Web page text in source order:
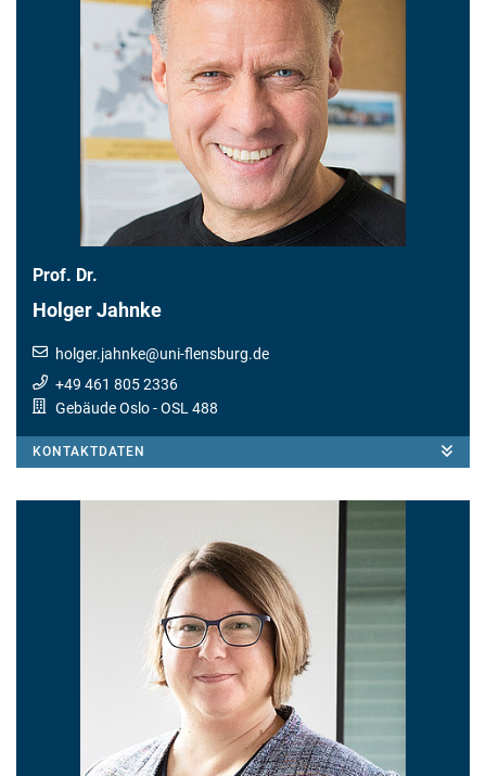
Prof. Dr.
Holger Jahnke
holger.jahnke@uni-flensburg.de
+49 461 805 2336
Gebäude Oslo- OSL 488
KONTAKTDATEN